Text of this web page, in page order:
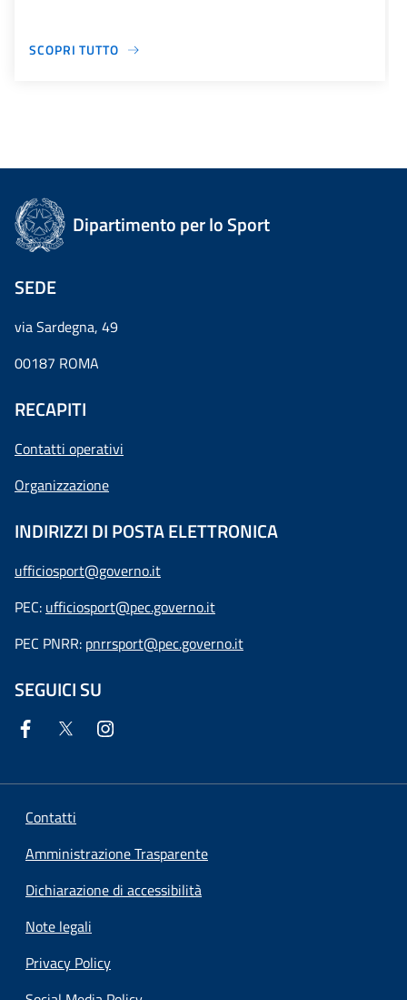
SCOPRI TUTTO
Dipartimento per lo Sport
SEDE
via Sardegna, 49
00187 ROMA
RECAPITI
Contatti operativi
Organizzazione
INDIRIZZI DI POSTA ELETTRONICA
ufficiosport@governo.it
PEC: ufficiosport@pec.governo.it
PEC PNRR: pnrrsport@pec.governo.it
SEGUICI SU
Contatti
Amministrazione Trasparente
Dichiarazione di accessibilità
Note legali
Privacy Policy